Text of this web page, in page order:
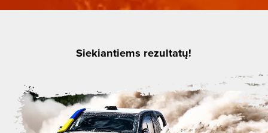
Siekiantiems rezultatų!